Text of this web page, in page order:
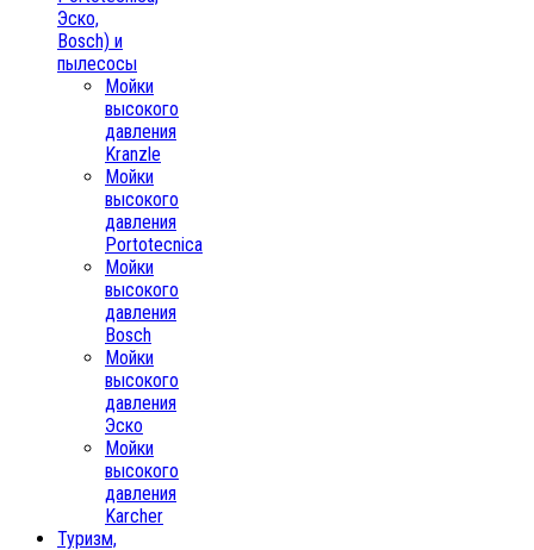
Эско,
Bosch) и
пылесосы
Мойки
высокого
давления
Kranzle
Мойки
высокого
давления
Portotecnica
Мойки
высокого
давления
Bosch
Мойки
высокого
давления
Эско
Мойки
высокого
давления
Karcher
Туризм,